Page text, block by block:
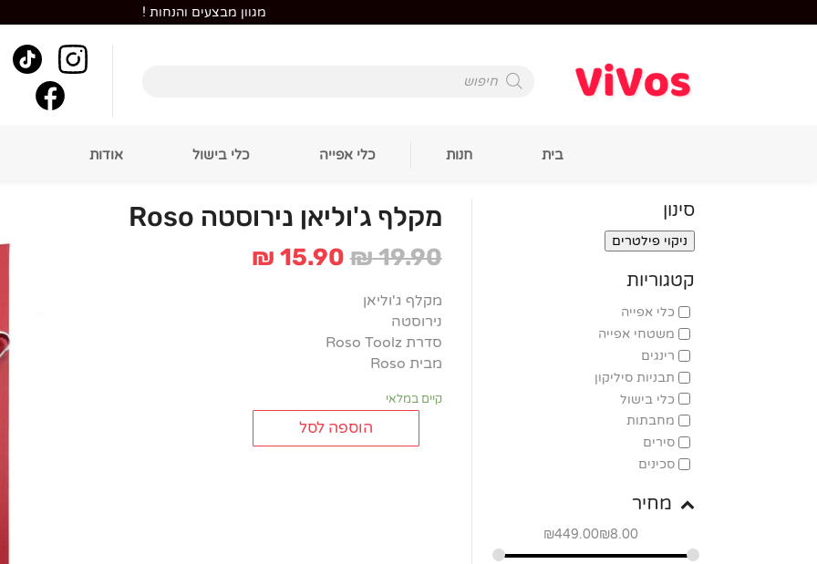
מגוון מבצעים והנחות !
Products
search
בית חנות כלי אפייה כלי בישול אודות
מקלף ג'וליאן נירוסטה Roso
₪19.90 המחיר ₪ 15.90
מקלף ג'וליאן
נירוסטה
סדרת Roso Toolz
מבית Roso
קיים במלאי
הוספה לסל
סינון
ניקוי פילטרים
קטגוריות
כלי אפייה
משטחי אפייה
רינגים
תבניות סיליקון
כלי בישול
מחבתות
סירים
סכינים
מחיר
₪8.00
₪449.00